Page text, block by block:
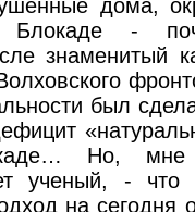
дома,
Блокаде -
знаменитый
был
Но,
ученый, - что
на сегодня